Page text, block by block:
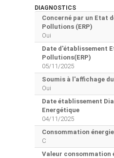
DIAGNOSTICS
Concerné par un Etat
Pollutions (ERP)
Oui
Date d'établissement
Pollutions(ERP)
05/11/2025
Soumis à l'affichage du
Oui
Date établissement
Energétique
04/11/2025
Consommation
C
Valeur consommation